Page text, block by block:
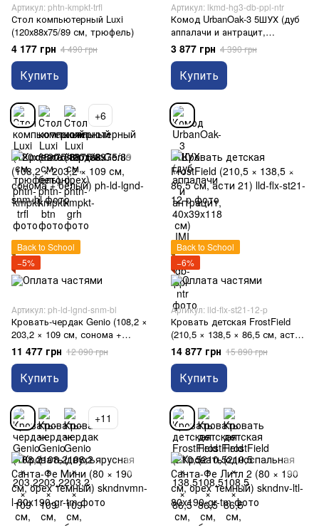
Артикул: phtn-kmpkt-trfl
Стол компьютерный Luxi
(120х88х75/89 см, трюфель)
4 177 грн 4 490 грн
Купить
+6
Артикул: lkmd-hg3-db-ppl-ntr
Комод UrbanOak-3 5ШУХ (дуб
аппалачи и антрацит,
40x39x118 см) IMI
3 877 грн 4 390 грн
Купить
Back to School
−5%
Артикул: ph-ld-lgnd-snm-bl
Кровать-чердак Genio (108,2 ×
203,2 × 109 см, сонома +
белый)
11 477 грн 12 090 грн
Купить
+11
Back to School
−6%
Артикул: lld-flx-st21-12-p
Кровать детская FrostField
(210,5 × 138,5 × 86,5 см, асти
21)
14 877 грн 15 890 грн
Купить